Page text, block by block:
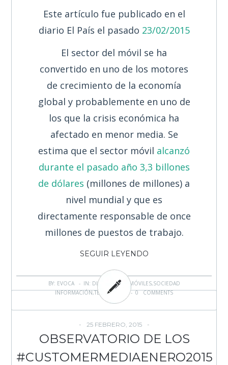
Este artículo fue publicado en el
diario El País el pasado 23/02/2015
El sector del móvil se ha
convertido en uno de los motores
de crecimiento de la economía
global y probablemente en uno de
los que la crisis económica ha
afectado en menor media. Se
estima que el sector móvil alcanzó
durante el pasado año 3,3 billones
de dólares (millones de millones) a
nivel mundial y que es
directamente responsable de once
millones de puestos de trabajo.
SEGUIR LEYENDO
BY: EVOCA - IN: DISPOSITIVOS MÓVILES,SOCIEDAD
INFORMACIÓN,TENDENCIAS -0 COMMENTS
25 FEBRERO, 2015
OBSERVATORIO DE LOS
#CUSTOMERMEDIAENERO2015